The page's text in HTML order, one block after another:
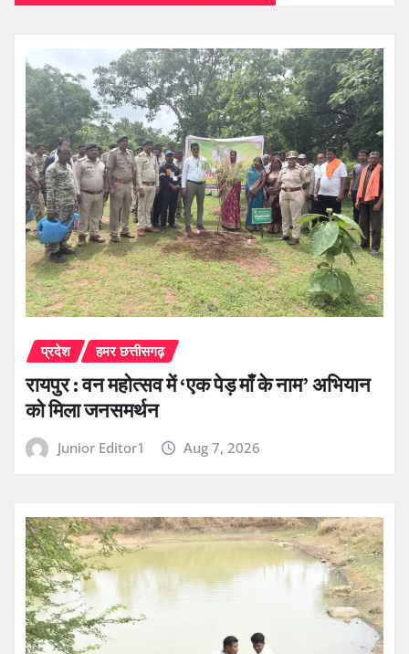
प्रदेश हमर छत्तीसगढ़
रायपुर : वन महोत्सव में ‘एक पेड़ माँ के नाम’ अभियान
को मिला जनसमर्थन
Junior Editor1 Aug 7, 2026